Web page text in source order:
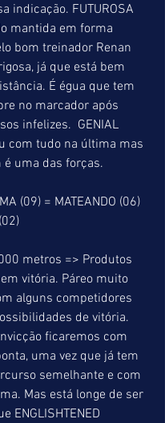
indicação. FUTUROSA
mantida em forma
bom treinador Renan
já que está bem
É égua que tem
no marcador após
infelizes.  GENIAL
com tudo na última mas
uma das forças.
(09) = MATEANDO (06)
metros => Produtos
vitória. Páreo muito
alguns competidores
de vitória.
ficaremos com
uma vez que já tem
semelhante e com
Mas está longe de ser
ENGLISHTENED